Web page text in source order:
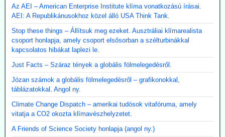
Az AEI – American Enterprise Institute klíma vonatkozású írásai.
AEI: A Republikánusokhoz közel álló USA Think Tank.
Stop these things – Állítsuk meg ezeket. Ausztráliai klímarealista
csoport honlapja, amely csoport elsősorban a szélturbinákkal
kapcsolatos hibákat laplezi le.
Just Facts – Száraz tények a globális fölmelegedésről.
Józan számok a globális fölmelegedésről – grafikonokkal,
táblázatokkal. Angol ny.
Climate Change Dispatch – amerikai tudósok vitafóruma, amely
vitatja a CO2 okozta klímavészhelyzetet.
A Friends of Science Society honlapja (angol ny.)